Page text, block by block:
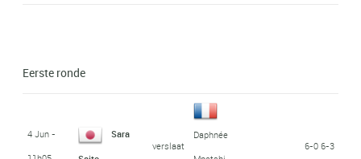
Eerste ronde
4 Jun -
Sara
verslaat
Daphnée
6-0 6-3